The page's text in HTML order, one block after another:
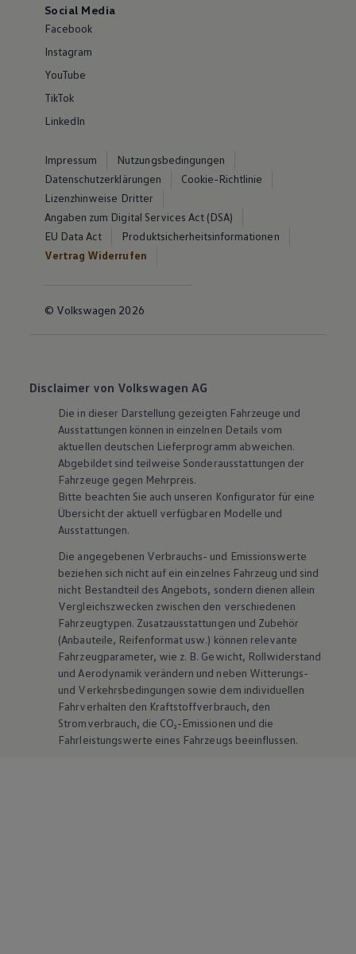
Social Media
Facebook
Instagram
YouTube
TikTok
LinkedIn
Impressum
Nutzungsbedingungen
Datenschutzerklärungen
Cookie-Richtlinie
Lizenzhinweise Dritter
Angaben zum Digital Services Act (DSA)
EU Data Act
Produktsicherheitsinformationen
Vertrag Widerrufen
© Volkswagen 2026
Disclaimer von Volkswagen AG
Die in dieser Darstellung gezeigten Fahrzeuge und
Ausstattungen können in einzelnen Details vom
aktuellen deutschen Lieferprogramm abweichen.
Abgebildet sind teilweise Sonderausstattungen der
Fahrzeuge gegen Mehrpreis.
Bitte beachten Sie auch unseren Konfigurator für eine
Übersicht der aktuell verfügbaren Modelle und
Ausstattungen.
Die angegebenen Verbrauchs- und Emissionswerte
beziehen sich nicht auf ein einzelnes Fahrzeug und sind
nicht Bestandteil des Angebots, sondern dienen allein
Vergleichszwecken zwischen den verschiedenen
Fahrzeugtypen. Zusatzausstattungen und Zubehör
(Anbauteile, Reifenformat usw.) können relevante
Fahrzeugparameter, wie z. B. Gewicht, Rollwiderstand
und Aerodynamik verändern und neben Witterungs-
und Verkehrsbedingungen sowie dem individuellen
Fahrverhalten den Kraftstoffverbrauch, den
Stromverbrauch, die CO₂-Emissionen und die
Fahrleistungswerte eines Fahrzeugs beeinflussen.